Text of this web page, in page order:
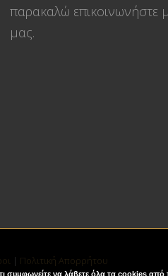
παρακαλώ επικοινωνήστε
μας.
| Πολιτική Απορρήτου
συμφωνείτε να λάβετε όλα τα cookies από